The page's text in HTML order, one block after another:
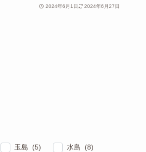
2024年6月1日 2024年6月27日
玉島 (5) 水島 (8)